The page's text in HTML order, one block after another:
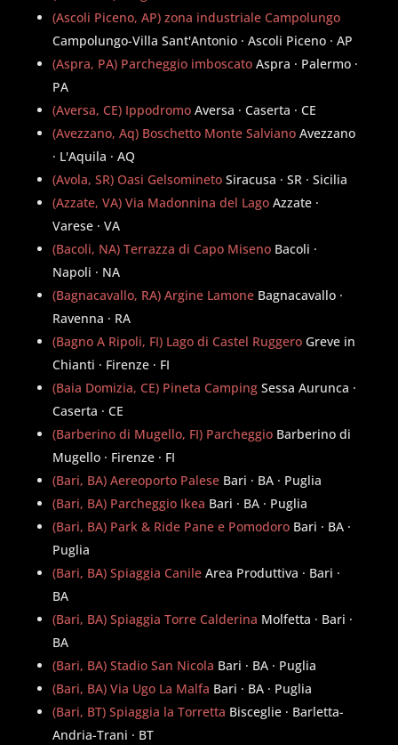
(Ascoli Piceno, AP) zona industriale Campolungo
Campolungo-Villa Sant'Antonio · Ascoli Piceno · AP
(Aspra, PA) Parcheggio imboscato Aspra · Palermo ·
PA
(Aversa, CE) Ippodromo Aversa · Caserta · CE
(Avezzano, Aq) Boschetto Monte Salviano Avezzano
· L'Aquila · AQ
(Avola, SR) Oasi Gelsomineto Siracusa · SR · Sicilia
(Azzate, VA) Via Madonnina del Lago Azzate ·
Varese · VA
(Bacoli, NA) Terrazza di Capo Miseno Bacoli ·
Napoli · NA
(Bagnacavallo, RA) Argine Lamone Bagnacavallo ·
Ravenna · RA
(Bagno A Ripoli, FI) Lago di Castel Ruggero Greve in
Chianti · Firenze · FI
(Baia Domizia, CE) Pineta Camping Sessa Aurunca ·
Caserta · CE
(Barberino di Mugello, FI) Parcheggio Barberino di
Mugello · Firenze · FI
(Bari, BA) Aereoporto Palese Bari · BA · Puglia
(Bari, BA) Parcheggio Ikea Bari · BA · Puglia
(Bari, BA) Park & Ride Pane e Pomodoro Bari · BA ·
Puglia
(Bari, BA) Spiaggia Canile Area Produttiva · Bari ·
BA
(Bari, BA) Spiaggia Torre Calderina Molfetta · Bari ·
BA
(Bari, BA) Stadio San Nicola Bari · BA · Puglia
(Bari, BA) Via Ugo La Malfa Bari · BA · Puglia
(Bari, BT) Spiaggia la Torretta Bisceglie · Barletta-
Andria-Trani · BT